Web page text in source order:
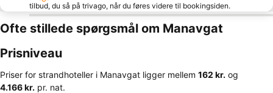
tilbud, du så på trivago, når du føres videre til bookingsiden.
Ofte stillede spørgsmål om Manavgat
Prisniveau
Priser for strandhoteller i Manavgat ligger mellem ‎162 kr. og
‎4.166 kr. pr. nat.